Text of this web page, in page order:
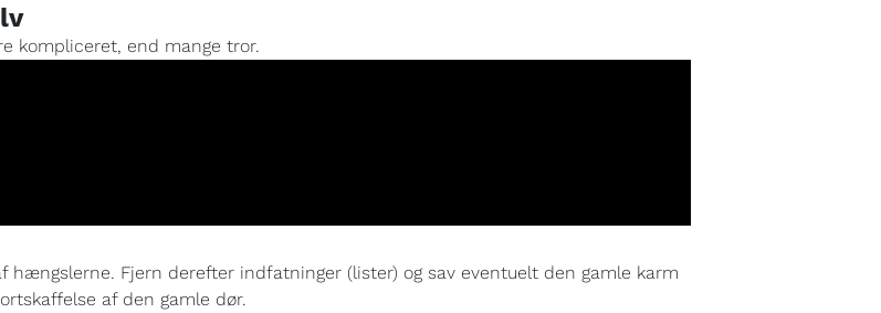
kompliceret, end mange tror.
hængslerne. Fjern derefter indfatninger (lister) og sav eventuelt den gamle karm
af den gamle dør.